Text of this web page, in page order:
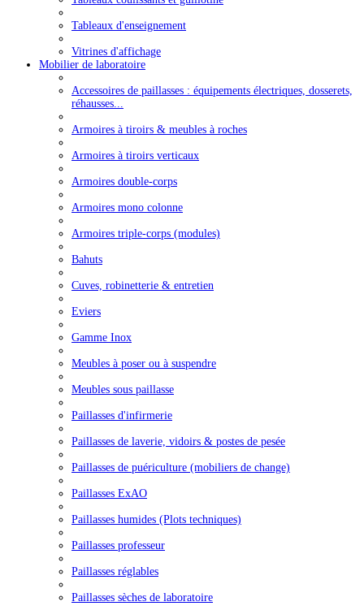
Tableaux d'enseignement
Vitrines d'affichage
Mobilier de laboratoire
Accessoires de paillasses : équipements électriques, dosserets,
réhausses...
Armoires à tiroirs & meubles à roches
Armoires à tiroirs verticaux
Armoires double-corps
Armoires mono colonne
Armoires triple-corps (modules)
Bahuts
Cuves, robinetterie & entretien
Eviers
Gamme Inox
Meubles à poser ou à suspendre
Meubles sous paillasse
Paillasses d'infirmerie
Paillasses de laverie, vidoirs & postes de pesée
Paillasses de puériculture (mobiliers de change)
Paillasses ExAO
Paillasses humides (Plots techniques)
Paillasses professeur
Paillasses réglables
Paillasses sèches de laboratoire